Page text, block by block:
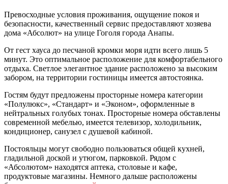
Превосходные условия проживания, ощущение покоя и
безопасности, качественный сервис предоставляют хозяева
дома «Абсолют» на улице Гоголя города Анапы.
От гест хауса до песчаной кромки моря идти всего лишь 5
минут. Это оптимальное расположение для комфортабельного
отдыха. Светлое элегантное здание расположено за высоким
забором, на территории гостиницы имеется автостоянка.
Гостям будут предложены просторные номера категории
«Полулюкс», «Стандарт» и «Эконом», оформленные в
нейтральных голубых тонах. Просторные номера обставлены
современной мебелью, имеется телевизор, холодильник,
кондиционер, санузел с душевой кабиной.
Постояльцы могут свободно пользоваться общей кухней,
гладильной доской и утюгом, парковкой. Рядом с
«Абсолютом» находятся аптека, столовые и кафе,
продуктовые магазины. Немного дальше расположены